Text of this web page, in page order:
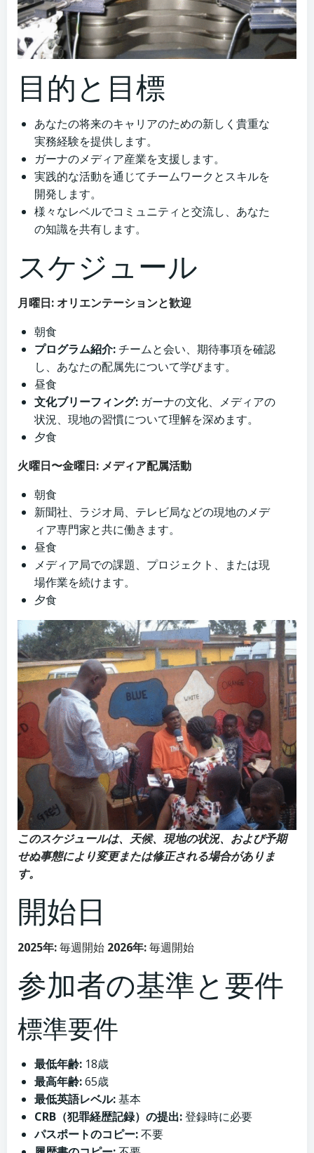
目的と目標
あなたの将来のキャリアのための新しく貴重な
実務経験を提供します。
ガーナのメディア産業を支援します。
実践的な活動を通じてチームワークとスキルを
開発します。
様々なレベルでコミュニティと交流し、あなた
の知識を共有します。
スケジュール
月曜日: オリエンテーションと歓迎
朝食
プログラム紹介:チームと会い、期待事項を確認
し、あなたの配属先について学びます。
昼食
文化ブリーフィング: ガーナの文化、メディアの
状況、現地の習慣について理解を深めます。
夕食
火曜日〜金曜日: メディア配属活動
朝食
新聞社、ラジオ局、テレビ局などの現地のメデ
ィア専門家と共に働きます。
昼食
メディア局での課題、プロジェクト、または現
場作業を続けます。
夕食
このスケジュールは、天候、現地の状況、および予期
せぬ事態により変更または修正される場合がありま
す。
開始日
2025年:毎週開始 2026年:毎週開始
参加者の基準と要件
標準要件
最低年齢: 18歳
最高年齢:65歳
最低英語レベル:基本
CRB（犯罪経歴記録）の提出:登録時に必要
パスポートのコピー:不要